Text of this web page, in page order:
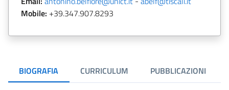
Mobile: +39.347.907.8293
BIOGRAFIA CURRICULUM PUBBLICAZIONI